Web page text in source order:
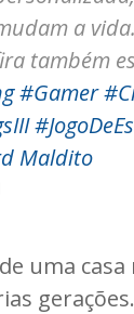
a
também
#Gamer
Maldito
uma